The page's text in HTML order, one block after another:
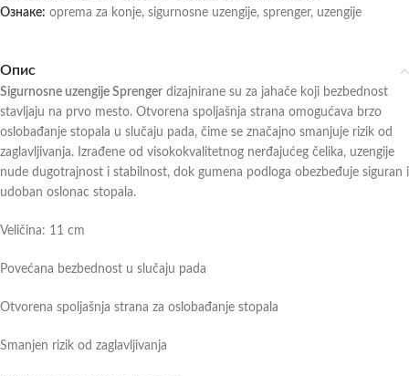
Ознаке: oprema za konje, sigurnosne uzengije, sprenger, uzengije
Опис
Sigurnosne uzengije Sprenger dizajnirane su za jahače koji bezbednost
stavljaju na prvo mesto. Otvorena spoljašnja strana omogućava brzo
oslobađanje stopala u slučaju pada, čime se značajno smanjuje rizik od
zaglavljivanja. Izrađene od visokokvalitetnog nerđajućeg čelika, uzengije
nude dugotrajnost i stabilnost, dok gumena podloga obezbeđuje siguran i
udoban oslonac stopala.
Veličina: 11 cm
Povećana bezbednost u slučaju pada
Otvorena spoljašnja strana za oslobađanje stopala
Smanjen rizik od zaglavljivanja